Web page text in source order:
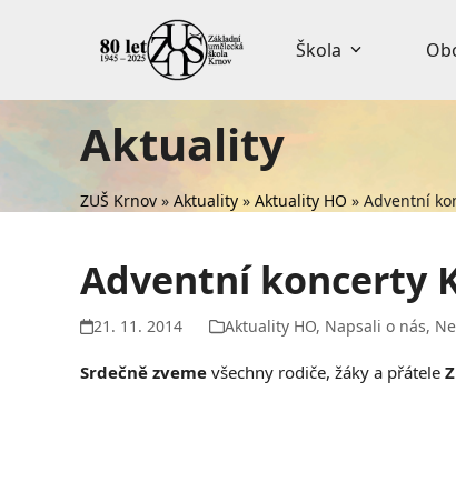
Škola
Aktuality
ZUŠ Krnov » Aktuality » Aktuality HO » Adventní
Adventní koncerty
21. 11. 2014 Aktuality HO, Napsali o nás,
Srdečně zveme všechny rodiče, žáky a přátele